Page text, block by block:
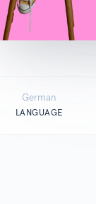
German
LANGUAGE